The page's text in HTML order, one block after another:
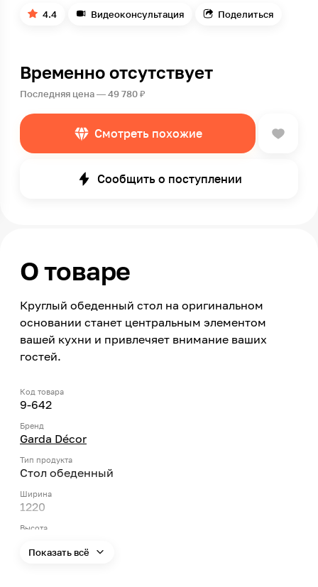
4.4 Видеоконсультация Поделиться
Временно отсутствует
Последняя цена — 49 780 ₽
Смотреть похожие
Сообщить о поступлении
О товаре
Круглый обеденный стол на оригинальном
основании станет центральным элементом
вашей кухни и привлечяет внимание ваших
гостей.
Код товара
9-642
Бренд
Garda Décor
Тип продукта
Стол обеденный
Ширина
1220
Высота
Показать всё